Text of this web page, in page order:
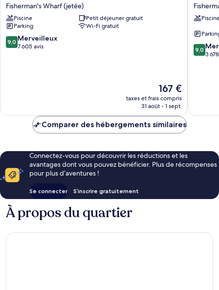
Riu
Plaza
Fisherman's
Wharf
Fisherman's
Wharf
Fisherman's Wharf (jetée)
Piscine
Petit déjeuner gratuit
Parking
Wi-Fi gratuit
9.0
sur
9,0 Merveilleux
7 605 avis
Le
nouveau
prix
de
167 €
taxes et frais compris
31 août - 1 sept.
Caza
´s
Wharf
(jetée)
9.0
sur
9,0
3
Comparer des hébergements similaires
Connectez-vous pour découvrir les réductions et les
avantages dont vous pouvez bénéficier. Plus de récompenses
pour plus d’aventures !
Se connecter S’inscrire gratuitement
À propos du quartier